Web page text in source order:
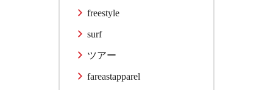
freestyle
surf
ツアー
fareastapparel